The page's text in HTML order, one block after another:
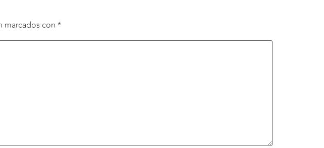
marcados con *